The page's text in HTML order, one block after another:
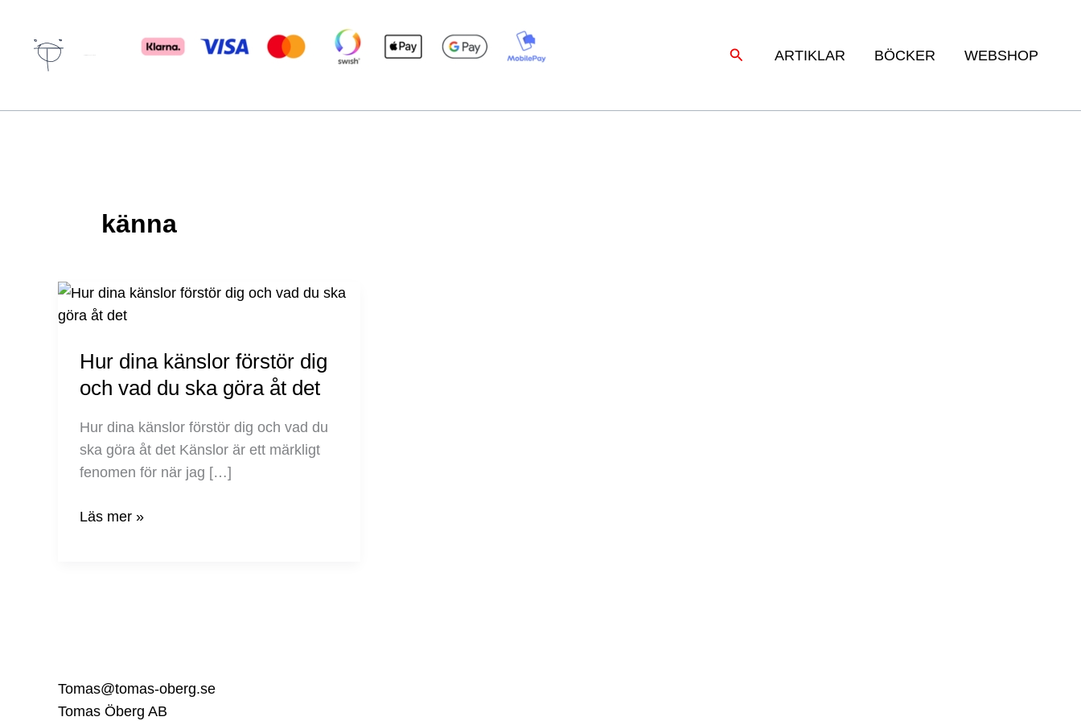
innehåll
Sök ARTIKLAR BÖCKER WEBSHOP
känna
Hur dina känslor förstör dig
och vad du ska göra åt det
Hur dina känslor förstör dig och vad du
ska göra åt det Känslor är ett märkligt
fenomen för när jag […]
Hur
dina
förstör
dig
vad
du
ska
åt
Läs mer »
Tomas@tomas-oberg.se
Tomas Öberg AB